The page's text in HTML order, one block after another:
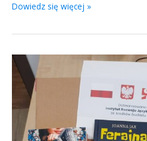
Dowiedz się więcej »
Wsparcie
sieci
polskich
bibliotek
Litwie